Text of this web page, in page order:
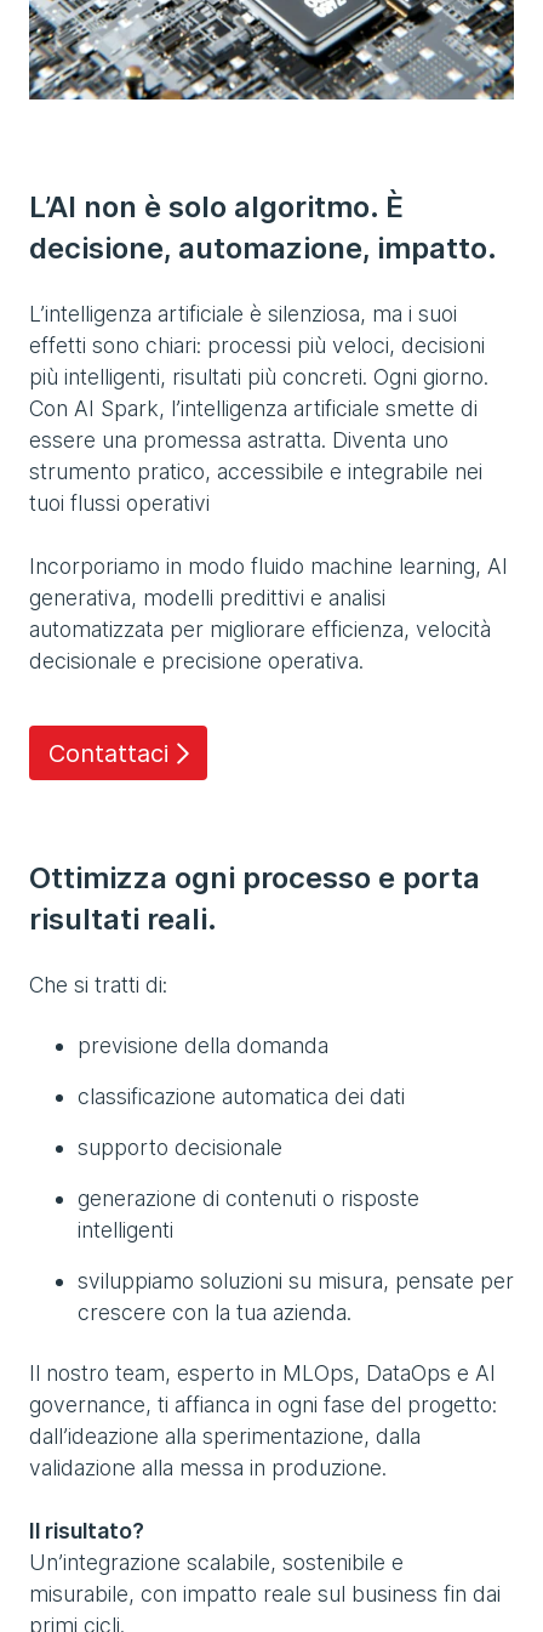
L’AI non è solo algoritmo. È
decisione, automazione, impatto.
L’intelligenza artificiale è silenziosa, ma i suoi
effetti sono chiari: processi più veloci, decisioni
più intelligenti, risultati più concreti. Ogni giorno.
Con AI Spark, l’intelligenza artificiale smette di
essere una promessa astratta. Diventa uno
strumento pratico, accessibile e integrabile nei
tuoi flussi operativi
Incorporiamo in modo fluido machine learning, AI
generativa, modelli predittivi e analisi
automatizzata per migliorare efficienza, velocità
decisionale e precisione operativa.
Contattaci
Ottimizza ogni processo e porta
risultati reali.
Che si tratti di:
previsione della domanda
classificazione automatica dei dati
supporto decisionale
generazione di contenuti o risposte
intelligenti
sviluppiamo soluzioni su misura, pensate per
crescere con la tua azienda.
Il nostro team, esperto in MLOps, DataOps e AI
governance, ti affianca in ogni fase del progetto:
dall’ideazione alla sperimentazione, dalla
validazione alla messa in produzione.
Il risultato?
Un’integrazione scalabile, sostenibile e
misurabile, con impatto reale sul business fin dai
primi cicli.